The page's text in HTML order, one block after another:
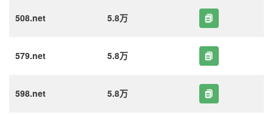
508.net 5.8万
579.net 5.8万
598.net 5.8万